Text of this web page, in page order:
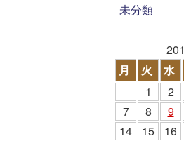
未分類
月
火 水
1
2
7
8
9
14
15
16